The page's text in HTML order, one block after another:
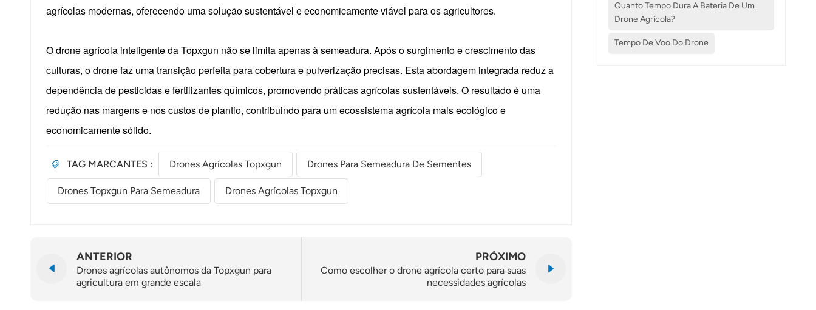
Quanto Tempo Dura A Bateria De Um
Drone Agrícola?
Tempo De Voo Do Drone
agrícolas modernas, oferecendo uma solução sustentável e economicamente viável para os agricultores.
O drone agrícola inteligente da Topxgun não se limita apenas à semeadura. Após o surgimento e crescimento das
culturas, o drone faz uma transição perfeita para cobertura e pulverização precisas. Esta abordagem integrada reduz a
dependência de pesticidas e fertilizantes químicos, promovendo práticas agrícolas sustentáveis. O resultado é uma
redução nas margens e nos custos de plantio, contribuindo para um ecossistema agrícola mais ecológico e
economicamente sólido.
TAG MARCANTES : Drones Agrícolas Topxgun Drones Para Semeadura De Sementes
Drones Topxgun Para Semeadura Drones Agrícolas Topxgun
ANTERIOR
Drones agrícolas autônomos da Topxgun para
agricultura em grande escala
PRÓXIMO
Como escolher o drone agrícola certo para suas
necessidades agrícolas